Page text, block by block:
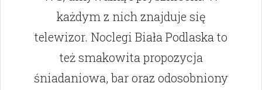
każdym z nich znajduje się
telewizor. Noclegi Biała Podlaska to
też smakowita propozycja
śniadaniowa, bar oraz odosobniony